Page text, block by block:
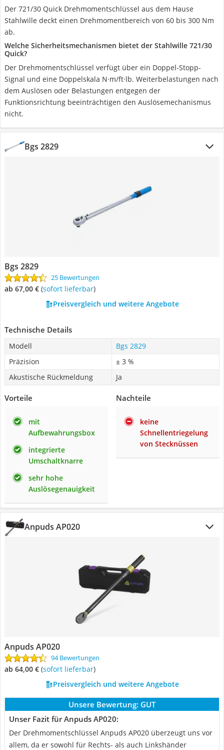
Der 721/30 Quick Drehmomentschlüssel aus dem Hause
Stahlwille deckt einen Drehmomentbereich von 60 bis 300 Nm
ab.
Welche Sicherheitsmechanismen bietet der Stahlwille 721/30
Quick?
Der Drehmomentschlüssel verfügt über ein Doppel-Stopp-
Signal und eine Doppelskala N·m/ft·lb. Weiterbelastungen nach
dem Auslösen oder Belastungen entgegen der
Funktionsrichtung beeinträchtigen den Auslösemechanismus
nicht.
Bgs 2829
Bgs 2829
25 Bewertungen
ab 67,00 € ( Sofort lieferbar)
Preisvergleich und weitere Angebote
Technische Details
Modell
Bgs 2829
Präzision
± 3 %
Akustische Rückmeldung
Ja
Vorteile
mit
Aufbewahrungsbox
integrierte
Umschaltknarre
sehr hohe
Auslösegenauigkeit
Nachteile
keine
Schnellentriegelung
von Stecknüssen
Anpuds AP020
Anpuds AP020
94 Bewertungen
ab 64,00 € ( Sofort lieferbar)
Preisvergleich und weitere Angebote
Unsere Bewertung: GUT
Unser Fazit für Anpuds AP020:
Der Drehmomentschlüssel Anpuds AP020 überzeugt uns vor
allem, da er sowohl für Rechts- als auch Linkshänder